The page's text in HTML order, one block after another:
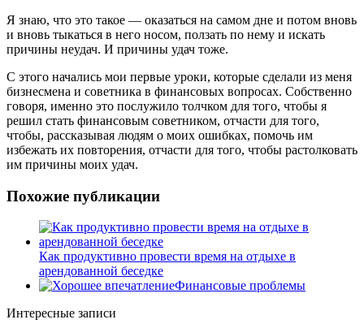
Я знаю, что это такое — оказаться на самом дне и потом вновь
и вновь тыкаться в него носом, ползать по нему и искать
причины неудач. И причины удач тоже.
С этого начались мои первые уроки, которые сделали из меня
бизнесмена и советника в финансовых вопросах. Собственно
говоря, именно это послужило толчком для того, чтобы я
решил стать финансовым советником, отчасти для того,
чтобы, рассказывая людям о моих ошибках, помочь им
избежать их повторения, отчасти для того, чтобы растолковать
им причины моих удач.
Похожие публикации
Как продуктивно провести время на отдыхе в
арендованной беседке
Финансовые проблемы
Интересные записи